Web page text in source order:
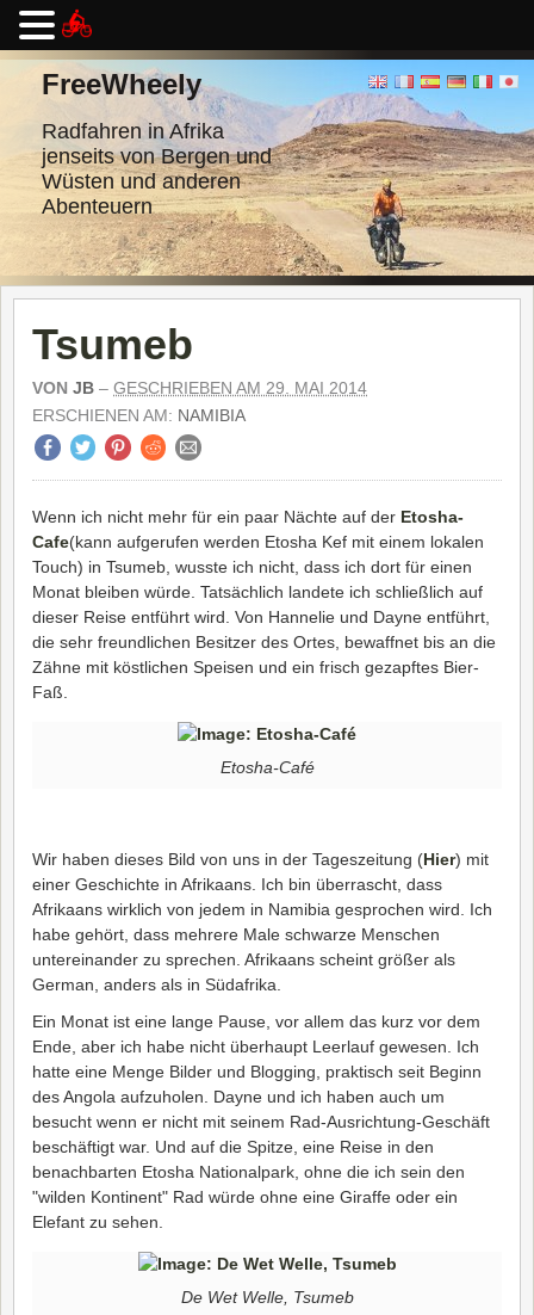
Zum
springenFreeWheely
Radfahren in Afrika
jenseits von Bergen und
Wüsten und anderen
Abenteuern
Tsumeb
VON JB – GESCHRIEBEN AM 29. MAI 2014
ERSCHIENEN AM: NAMIBIA
Wenn ich nicht mehr für ein paar Nächte auf der Etosha-
Cafe(kann aufgerufen werden Etosha Kef mit einem lokalen
Touch) in Tsumeb, wusste ich nicht, dass ich dort für einen
Monat bleiben würde. Tatsächlich landete ich schließlich auf
dieser Reise entführt wird. Von Hannelie und Dayne entführt,
die sehr freundlichen Besitzer des Ortes, bewaffnet bis an die
Zähne mit köstlichen Speisen und ein frisch gezapftes Bier-
Faß.
Etosha-Café
Wir haben dieses Bild von uns in der Tageszeitung (Hier) mit
einer Geschichte in Afrikaans. Ich bin überrascht, dass
Afrikaans wirklich von jedem in Namibia gesprochen wird. Ich
habe gehört, dass mehrere Male schwarze Menschen
untereinander zu sprechen. Afrikaans scheint größer als
German, anders als in Südafrika.
Ein Monat ist eine lange Pause, vor allem das kurz vor dem
Ende, aber ich habe nicht überhaupt Leerlauf gewesen. Ich
hatte eine Menge Bilder und Blogging, praktisch seit Beginn
des Angola aufzuholen. Dayne und ich haben auch um
besucht wenn er nicht mit seinem Rad-Ausrichtung-Geschäft
beschäftigt war. Und auf die Spitze, eine Reise in den
benachbarten Etosha Nationalpark, ohne die ich sein den
"wilden Kontinent" Rad würde ohne eine Giraffe oder ein
Elefant zu sehen.
De Wet Welle, Tsumeb